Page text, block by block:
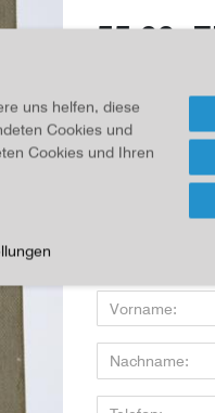
55,00
Für
Wenn Sie den
uns helfen, diese
Cookies und
Cookies und Ihren